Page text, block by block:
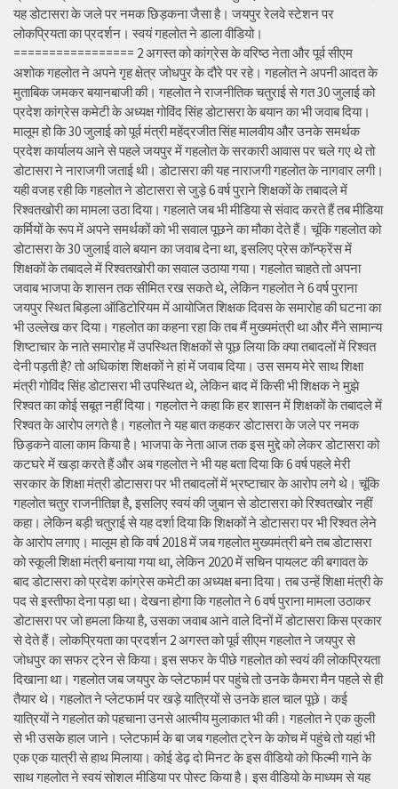
यह डोटासरा के जले पर नमक छिड़कना जैसा है। जयपुर रेलवे स्टेशन पर
लोकप्रियता का प्रदर्शन। स्वयं गहलोत ने डाला वीडियो।
================= 2 अगस्त को कांग्रेस के वरिष्ठ नेता और पूर्व सीएम
अशोक गहलोत ने अपने गृह क्षेत्र जोधपुर के दौरे पर रहे। गहलोत ने अपनी आदत के
मुताबिक जमकर बयानबाजी की। गहलोत ने राजनीतिक चतुराई से गत 30 जुलाई को
प्रदेश कांग्रेस कमेटी के अध्यक्ष गोविंद सिंह डोटासरा के बयान का भी जवाब दिया।
मालूम हो कि 30 जुलाई को पूर्व मंत्री महेंद्रजीत सिंह मालवीय और उनके समर्थक
प्रदेश कार्यालय आने से पहले जयपुर में गहलोत के सरकारी आवास पर चले गए थे तो
डोटासरा ने नाराजगी जताई थी। डोटासरा की यह नाराजगी गहलोत के नागवार लगी।
यही वजह रही कि गहलोत ने डोटासरा से जुड़े 6 वर्ष पुराने शिक्षकों के तबादले में
रिश्वतखोरी का मामला उठा दिया। गहलाते जब भी मीडिया से संवाद करते हैं तब मीडिया
कर्मियों के रूप में अपने समर्थकों को भी सवाल पूछने का मौका देते हैं। चूंकि गहलोत को
डोटासरा के 30 जुलाई वाले बयान का जवाब देना था, इसलिए प्रेस कॉन्फ्रेंस में
शिक्षकों के तबादले में रिश्वतखोरी का सवाल उठाया गया। गहलोत चाहते तो अपना
जवाब भाजपा के शासन तक सीमित रख सकते थे, लेकिन गहलोत ने 6 वर्ष पुराना
जयपुर स्थित बिड़ला ऑडिटोरियम में आयोजित शिक्षक दिवस के समारोह की घटना का
भी उल्लेख कर दिया। गहलोत का कहना रहा कि तब मैं मुख्यमंत्री था और मैंने सामान्य
शिष्टाचार के नाते समारोह में उपस्थित शिक्षकों से पूछ लिया कि क्या तबादलों में रिश्वत
देनी पड़ती है? तो अधिकांश शिक्षकों ने हां में जवाब दिया। उस समय मेरे साथ शिक्षा
मंत्री गोविंद सिंह डोटासरा भी उपस्थित थे, लेकिन बाद में किसी भी शिक्षक ने मुझे
रिश्वत का कोई सबूत नहीं दिया। गहलोत ने कहा कि हर शासन में शिक्षकों के तबादले में
रिश्वत के आरोप लगते है। गहलोत ने यह बात कहकर डोटासरा के जले पर नमक
छिड़कने वाला काम किया है। भाजपा के नेता आज तक इस मुद्दे को लेकर डोटासरा को
कटघरे में खड़ा करते हैं और अब गहलोत ने भी यह बता दिया कि 6 वर्ष पहले मेरी
सरकार के शिक्षा मंत्री डोटासरा पर भी तबादलों में भ्रष्टाचार के आरोप लगे थे। चूंकि
गहलोत चतुर राजनीतिज्ञ है, इसलिए स्वयं की जुबान से डोटासरा को रिश्वतखोर नहीं
कहा। लेकिन बड़ी चतुराई से यह दर्शा दिया कि शिक्षकों ने डोटासरा पर भी रिश्वत लेने
के आरोप लगाए। मालूम हो कि वर्ष 2018 में जब गहलोत मुख्यमंत्री बने तब डोटासरा
को स्कूली शिक्षा मंत्री बनाया गया था, लेकिन 2020 में सचिन पायलट की बगावत के
बाद डोटासरा को प्रदेश कांग्रेस कमेटी का अध्यक्ष बना दिया। तब उन्हें शिक्षा मंत्री के
पद से इस्तीफा देना पड़ा था। देखना होगा कि गहलोत ने 6 वर्ष पुराना मामला उठाकर
डोटासरा पर जो हमला किया है, उसका जवाब आने वाले दिनों में डोटासरा किस प्रकार
से देते हैं। लोकप्रियता का प्रदर्शन 2 अगस्त को पूर्व सीएम गहलोत ने जयपुर से
जोधपुर का सफर ट्रेन से किया। इस सफर के पीछे गहलोत को स्वयं की लोकप्रियता
दिखाना था। गहलोत जब जयपुर के प्लेटफार्म पर पहुंचे तो उनके कैमरा मैन पहले से ही
तैयार थे। गहलोत ने प्लेटफार्म पर खड़े यात्रियों से उनके हाल चाल पूछे। कई
यात्रियों ने गहलोत को पहचाना उनसे आत्मीय मुलाकात भी की। गहलोत ने एक कुली
से भी उसके हाल जाने। प्लेटफार्म के बा जब गहलोत ट्रेन के कोच में पहुंचे तो यहां भी
एक एक यात्री से हाथ मिलाया। कोई डेढ़ दो मिनट के इस वीडियो को फिल्मी गाने के
साथ गहलोत ने स्वयं सोशल मीडिया पर पोस्ट किया है। इस वीडियो के माध्यम से यह